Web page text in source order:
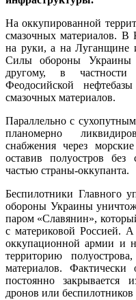
На оккупированной
смазочных материалов. В
на руки, а на
Силы обороны Украины
другому, в
Феодосийской
смазочных материалов.
Параллельно с
планомерно
снабжения через
оставив полуостров без
частью страны-оккупанта.
Беспилотники Главного
обороны Украины
паром «Славянин»,
с материковой Россией.
оккупационной армии и
территорию
материалов.
постоянно закрывается
дронов или